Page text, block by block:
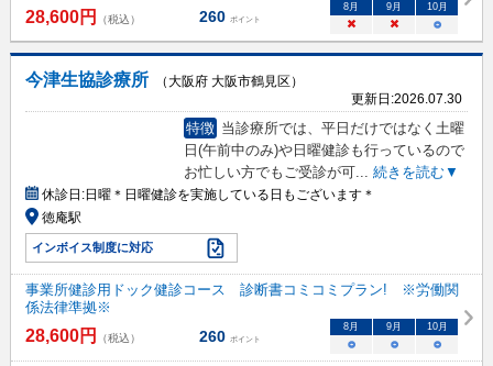
28,600円 （税込） 260 ポイント
8月 9月 10月
× × ○
今津生協診療所
（大阪府 大阪市鶴見区）
更新日:2026.07.30
特徴 当診療所では、平日だけではなく土曜
日(午前中のみ)や日曜健診も行っているので
お忙しい方でもご受診が可... 続きを読む▼
休診日:日曜＊日曜健診を実施している日もございます＊
徳庵駅
インボイス制度に対応
事業所健診用ドック健診コース 診断書コミコミプラン! ※労働関
係法律準拠※
28,600円 （税込） 260 ポイント
8 月 9 月 10月
○ ○ ○